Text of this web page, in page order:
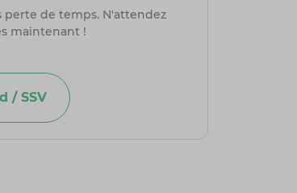
perte de temps. N'attendez
maintenant !
/ SSV